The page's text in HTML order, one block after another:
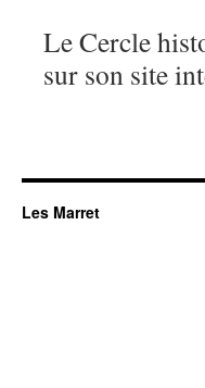
Le Cercle
sur son site
Les Marret